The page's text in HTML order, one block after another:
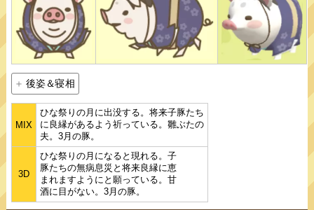
後姿＆寝相
MIX
ひな祭りの月に出没する。将来子豚たち
に良縁があるよう祈っている。雛ぶたの
夫。3月の豚。
3D
ひな祭りの月になると現れる。子
豚たちの無病息災と将来良縁に恵
まれますようにと願っている。甘
酒に目がない。3月の豚。